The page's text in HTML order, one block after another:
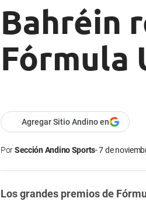
Bahréin
Fórmula
Agregar Sitio Andino en
PorSección Andino Sports 7 de
Los grandes premios de